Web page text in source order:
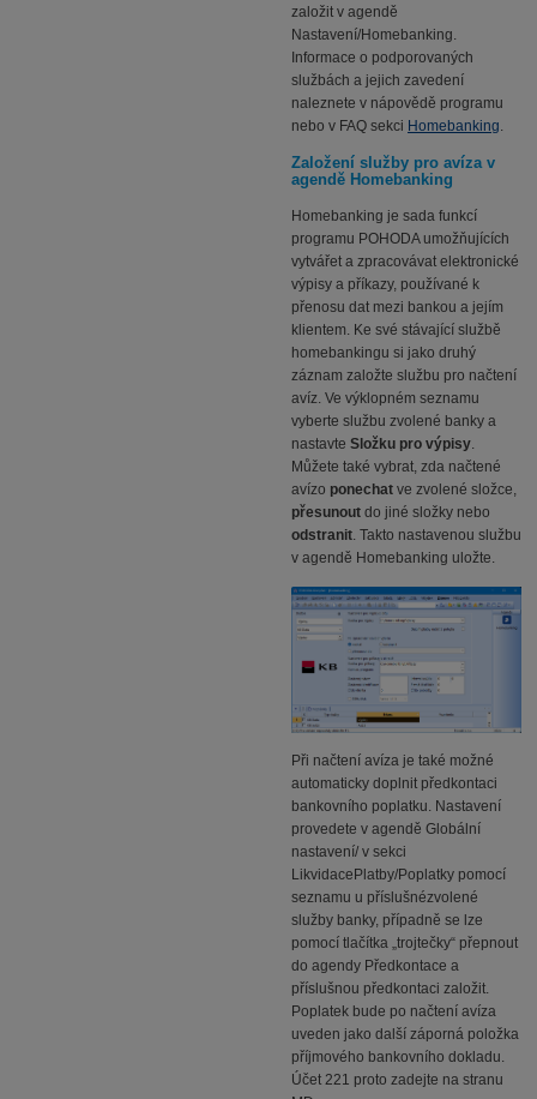
založit v agendě
Nastavení/Homebanking.
Informace o podporovaných
službách a jejich zavedení
naleznete v nápovědě programu
nebo v FAQ sekci Homebanking.
Založení služby pro avíza v
agendě Homebanking
Homebanking je sada funkcí
programu POHODA umožňujících
vytvářet a zpracovávat elektronické
výpisy a příkazy, používané k
přenosu dat mezi bankou a jejím
klientem. Ke své stávající službě
homebankingu si jako druhý
záznam založte službu pro načtení
avíz. Ve výklopném seznamu
vyberte službu zvolené banky a
nastavte Složku pro výpisy.
Můžete také vybrat, zda načtené
avízo ponechat ve zvolené složce,
přesunout do jiné složky nebo
odstranit. Takto nastavenou službu
v agendě Homebanking uložte.
Při načtení avíza je také možné
automaticky doplnit předkontaci
bankovního poplatku. Nastavení
provedete v agendě Globální
nastavení/ v sekci
LikvidacePlatby/Poplatky pomocí
seznamu u příslušnézvolené
služby banky, případně se lze
pomocí tlačítka „trojtečky“ přepnout
do agendy Předkontace a
příslušnou předkontaci založit.
Poplatek bude po načtení avíza
uveden jako další záporná položka
příjmového bankovního dokladu.
Účet 221 proto zadejte na stranu